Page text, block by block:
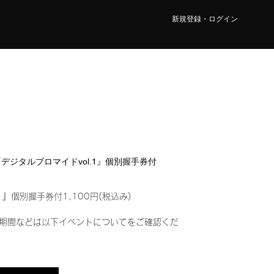
新規登録・ログイン
ジタルブロマイドvol.1』個別握手券付
』個別握手券付1,100円(税込み)
間などは以下イベントについてをご確認くだ